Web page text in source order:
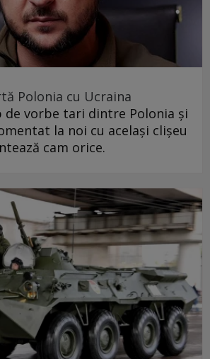
Polonia cu Ucraina
de vorbe tari dintre Polonia și
la noi cu același clișeu
cam orice.